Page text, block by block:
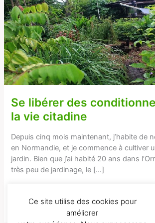
Se libérer des
la vie citadine
Depuis cinq mois maintenant, j’habite de
en Normandie, et je commence à cultiver
jardin. Bien que j’ai habité 20 ans dans
très peu de jardinage, le […]
conditionnements
de
la
vie
citadine
Lire la suite...
Ce site utilise des cookies pour
améliorer